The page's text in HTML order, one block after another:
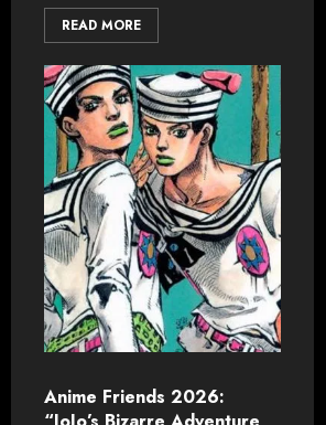
READ MORE
Anime Friends 2026: